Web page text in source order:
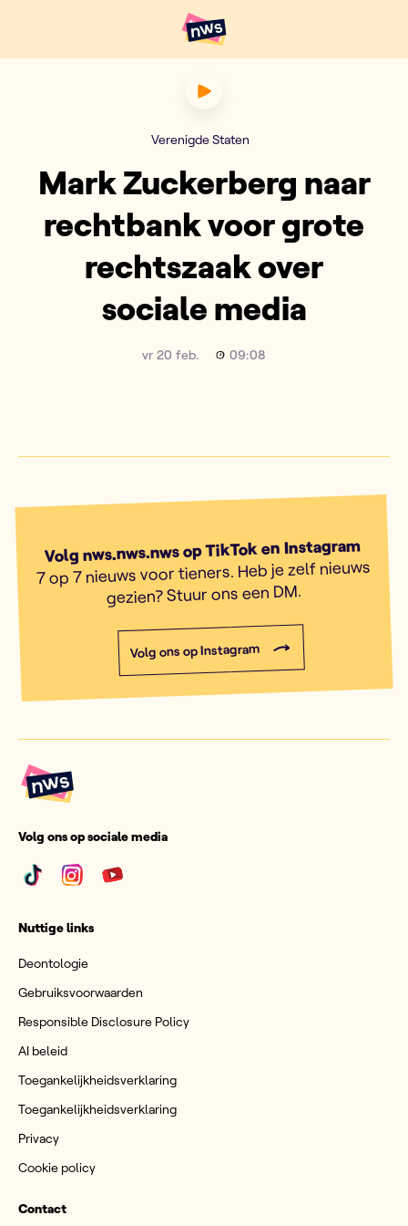
Hoofdpunten VRT NWS
Mark Zuckerberg naar
Verenigde Staten
Mark Zuckerberg naar
rechtbank voor grote
rechtszaak over
sociale media
vr 20 feb. 09:08
Volg nws.nws.nws op TikTok en Instagram
7 op 7 nieuws voor tieners. Heb je zelf nieuws
gezien? Stuur ons een DM.
Volg ons op Instagram
Volg ons op sociale media
Nuttige links
Deontologie
Gebruiksvoorwaarden
Responsible Disclosure Policy
AI beleid
Toegankelijkheidsverklaring
Toegankelijkheidsverklaring
Privacy
Cookie policy
Contact